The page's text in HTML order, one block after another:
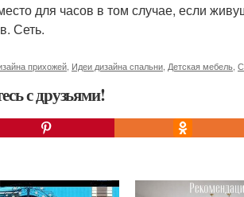
для часов в том случае, если
Сеть.
прихожей Идеи дизайна спальни Детская мебель
с друзьями!